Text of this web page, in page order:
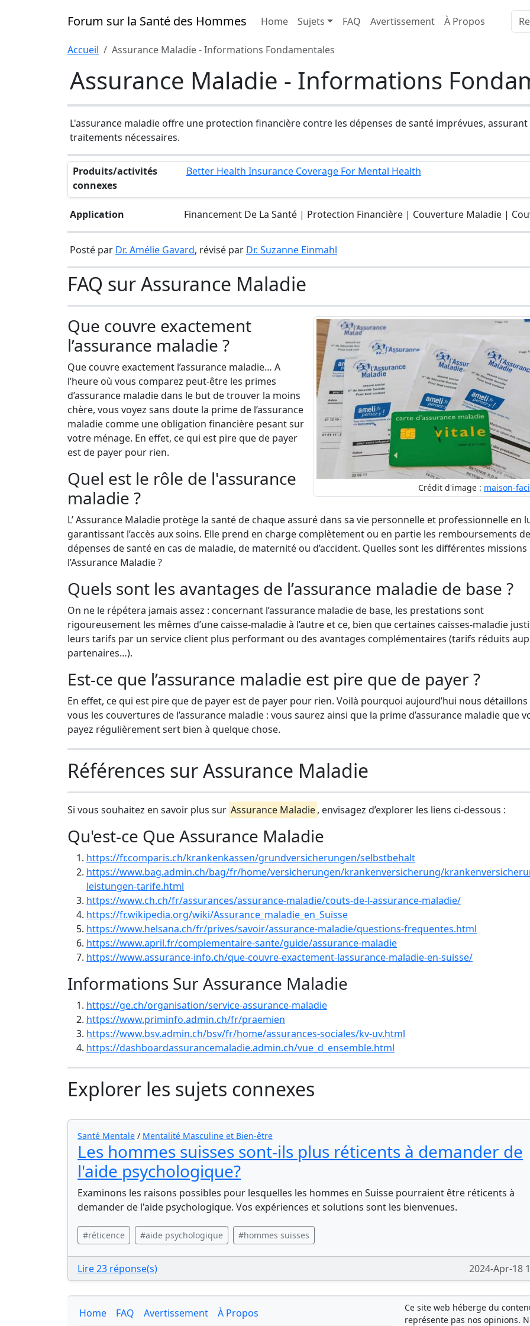
Forum sur la Santé des Hommes Home Sujets FAQ Avertissement À Propos
Accueil Assurance Maladie - Informations Fondamentales
Assurance Maladie - Informations
L'assurance maladie offre une protection financière contre les dépenses de santé imprévues,
traitements nécessaires.
Produits/activités
connexes
Better Health Insurance Coverage For Mental Health
Application Financement De La Santé | Protection Financière | Couverture Maladie |
Posté par Dr. Amélie Gavard, révisé par Dr. Suzanne Einmahl
FAQ sur Assurance Maladie
Crédit d'image : maison-
Que couvre exactement
l’assurance maladie ?
Que couvre exactement l’assurance maladie… A
l’heure où vous comparez peut-être les primes
d’assurance maladie dans le but de trouver la moins
chère, vous voyez sans doute la prime de l’assurance
maladie comme une obligation financière pesant sur
votre ménage. En effet, ce qui est pire que de payer
est de payer pour rien.
Quel est le rôle de l'assurance
maladie ?
L’ Assurance Maladie protège la santé de chaque assuré dans sa vie personnelle et professionnelle en
garantissant l’accès aux soins. Elle prend en charge complètement ou en partie les remboursements
dépenses de santé en cas de maladie, de maternité ou d’accident. Quelles sont les différentes missions
l’Assurance Maladie ?
Quels sont les avantages de l’assurance maladie de base ?
On ne le répétera jamais assez : concernant l’assurance maladie de base, les prestations sont
rigoureusement les mêmes d’une caisse-maladie à l’autre et ce, bien que certaines caisses-maladie
leurs tarifs par un service client plus performant ou des avantages complémentaires (tarifs réduits
partenaires…).
Est-ce que l’assurance maladie est pire que de payer ?
En effet, ce qui est pire que de payer est de payer pour rien. Voilà pourquoi aujourd’hui nous
vous les couvertures de l’assurance maladie : vous saurez ainsi que la prime d’assurance maladie que
payez régulièrement sert bien à quelque chose.
Références sur Assurance Maladie
Si vous souhaitez en savoir plus sur Assurance Maladie, envisagez d’explorer les liens ci-dessous :
Qu'est-ce Que Assurance Maladie
https://fr.comparis.ch/krankenkassen/grundversicherungen/selbstbehalt
https://www.bag.admin.ch/bag/fr/home/versicherungen/krankenversicherung/
leistungen-tarife.html
https://www.ch.ch/fr/assurances/assurance-maladie/couts-de-l-assurance-maladie/
https://fr.wikipedia.org/wiki/Assurance_maladie_en_Suisse
https://www.helsana.ch/fr/prives/savoir/assurance-maladie/questions-frequentes.html
https://www.april.fr/complementaire-sante/guide/assurance-maladie
https://www.assurance-info.ch/que-couvre-exactement-lassurance-maladie-en-suisse/
Informations Sur Assurance Maladie
https://ge.ch/organisation/service-assurance-maladie
https://www.priminfo.admin.ch/fr/praemien
https://www.bsv.admin.ch/bsv/fr/home/assurances-sociales/kv-uv.html
https://dashboardassurancemaladie.admin.ch/vue_d_ensemble.html
Explorer les sujets connexes
Santé Mentale / Mentalité Masculine et Bien-être
Les hommes suisses sont-ils plus réticents à demander de
l'aide psychologique?
Examinons les raisons possibles pour lesquelles les hommes en Suisse pourraient être réticents à
demander de l'aide psychologique. Vos expériences et solutions sont les bienvenues.
#réticence #aide psychologique #hommes suisses
Lire 23 réponse(s) 2024-Apr-18
Home FAQ Avertissement À Propos
Ce site web héberge du
représente pas nos opinions.